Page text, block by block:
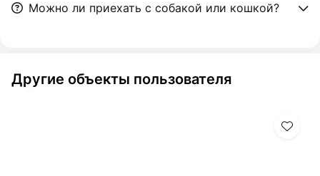
Можно ли приехать с собакой или кошкой?
Другие объекты пользователя